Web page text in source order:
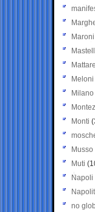
Maroni
Meloni
Milano
Monti
Musso
Muti
Napoli
no